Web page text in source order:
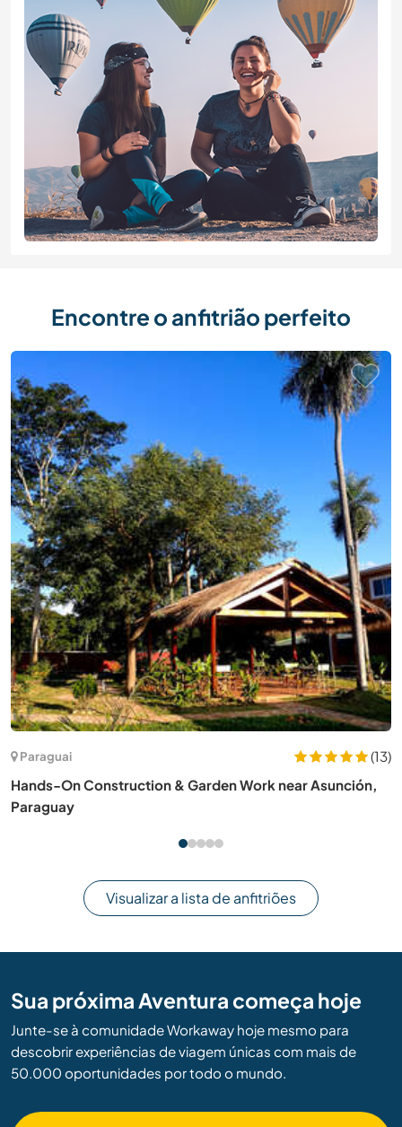
Encontre o anfitrião perfeito
Malásia
Share your culture and teach in a Kindergarten in Johor
Bahru, Malaysia
Visualizar a lista de anfitriões
Sua próxima Aventura começa hoje
Junte-se à comunidade Workaway hoje mesmo para
descobrir experiências de viagem únicas com mais de
50.000 oportunidades por todo o mundo.